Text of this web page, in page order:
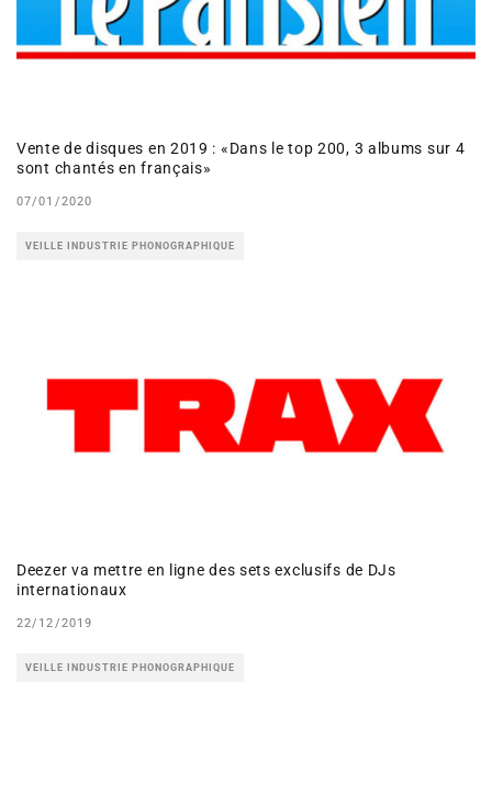
Vente de disques en 2019 : «Dans le top 200, 3 albums sur 4
sont chantés en français»
07/01/2020
VEILLE INDUSTRIE PHONOGRAPHIQUE
Deezer va mettre en ligne des sets exclusifs de DJs
internationaux
22/12/2019
VEILLE INDUSTRIE PHONOGRAPHIQUE